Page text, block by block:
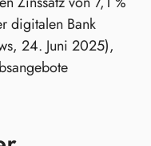
digitalen Bank
24. Juni 2025),